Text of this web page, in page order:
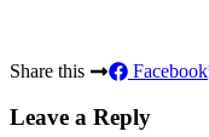
Share this Facebook
Leave a Reply